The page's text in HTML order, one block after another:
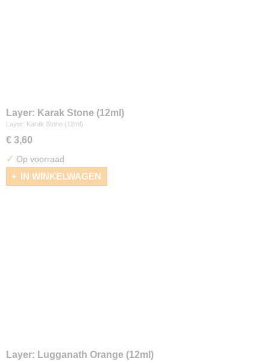
Layer: Karak Stone (12ml)
Layer: Karak Stone (12ml)
€ 3,60
✓ Op voorraad
IN WINKELWAGEN
Layer: Lugganath Orange (12ml)